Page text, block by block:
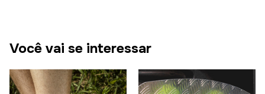
Você vai se interessar